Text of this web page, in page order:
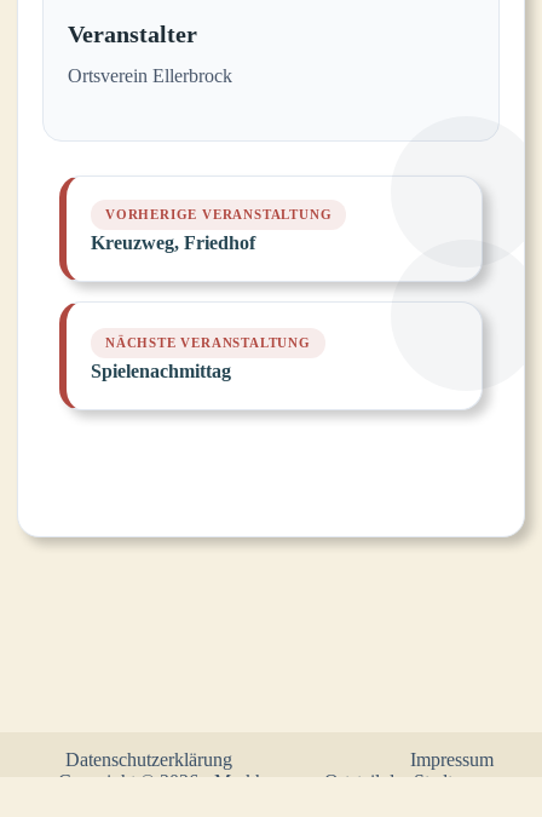
Veranstalter
Ortsverein Ellerbrock
Kreuzweg, Friedhof
Spielenachmittag
Datenschutzerklärung
Impressum
Copyright © 2026 - Markhausen - Ortsteil der Stadt